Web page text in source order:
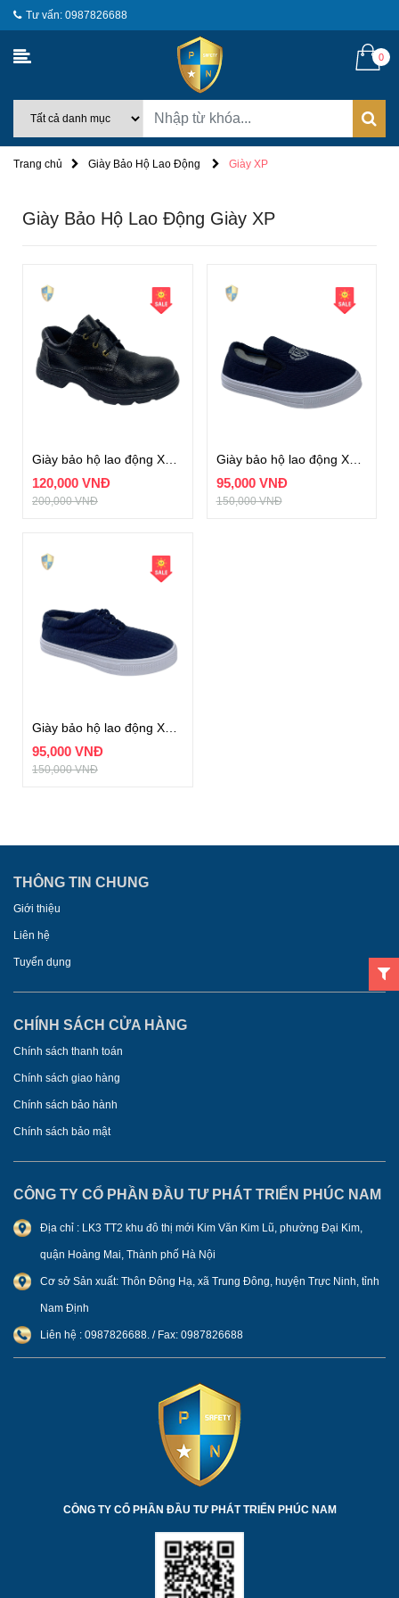
Tư vấn: 0987826688
0
Trang chủ Giày Bảo Hộ Lao Động Giày XP
Giày Bảo Hộ Lao Động Giày XP
120,000 VNĐ
200,000 VNĐ
Giày bảo hộ lao động XP không dây mã XP 3027-2
95,000 VNĐ
150,000 VNĐ
95,000 VNĐ
150,000 VNĐ
THÔNG TIN CHUNG
Giới thiệu
Liên hệ
Tuyển dụng
CHÍNH SÁCH CỬA HÀNG
Chính sách thanh toán
Chính sách giao hàng
Chính sách bảo hành
Chính sách bảo mật
CÔNG TY CỔ PHẦN ĐẦU TƯ PHÁT TRIỂN PHÚC NAM
Địa chỉ : LK3 TT2 khu đô thị mới Kim Văn Kim Lũ, phường Đại Kim,
quận Hoàng Mai, Thành phố Hà Nội
Cơ sở Sản xuất: Thôn Đông Hạ, xã Trung Đông, huyện Trực Ninh, tỉnh
Nam Định
Liên hệ : 0987826688. / Fax: 0987826688
CÔNG TY CỔ PHẦN ĐẦU TƯ PHÁT TRIỂN PHÚC NAM